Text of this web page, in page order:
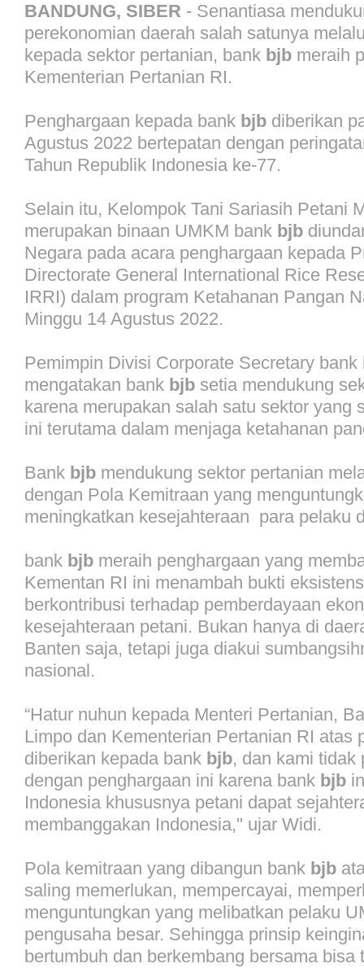
BANDUNG, SIBER - Senantiasa
perekonomian daerah salah satunya
kepada sektor pertanian, bank bjb meraih
Kementerian Pertanian RI.
Penghargaan kepada bank bjb diberikan
Agustus 2022 bertepatan dengan
Tahun Republik Indonesia ke-77.
Selain itu, Kelompok Tani Sariasih Petani
merupakan binaan UMKM bank bjb
Negara pada acara penghargaan kepada
Directorate General International Rice
IRRI) dalam program Ketahanan Pangan
Minggu 14 Agustus 2022.
Pemimpin Divisi Corporate Secretary bank
mengatakan bank bjb setia mendukung
karena merupakan salah satu sektor yang
ini terutama dalam menjaga ketahanan
Bank bjb mendukung sektor pertanian
dengan Pola Kemitraan yang
meningkatkan kesejahteraan para pelaku
bank bjb meraih penghargaan yang
Kementan RI ini menambah bukti
berkontribusi terhadap pemberdayaan
kesejahteraan petani. Bukan hanya di
Banten saja, tetapi juga diakui
nasional.
“Hatur nuhun kepada Menteri Pertanian,
Limpo dan Kementerian Pertanian RI atas
diberikan kepada bank bjb, dan kami tidak
dengan penghargaan ini karena bank bjb
Indonesia khususnya petani dapat
membanggakan Indonesia," ujar Widi.
Pola kemitraan yang dibangun bank bjb
saling memerlukan, mempercayai,
menguntungkan yang melibatkan pelaku
pengusaha besar. Sehingga prinsip
bertumbuh dan berkembang bersama bisa